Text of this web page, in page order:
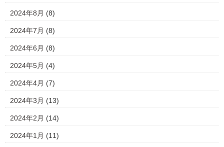
2024年8月 (8)
2024年7月 (8)
2024年6月 (8)
2024年5月 (4)
2024年4月 (7)
2024年3月 (13)
2024年2月 (14)
2024年1月 (11)